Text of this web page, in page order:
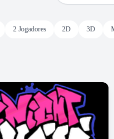
2 Jogadores 2D 3D